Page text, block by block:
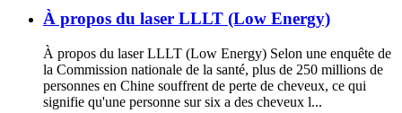
À propos du laser LLLT (Low Energy)
À propos du laser LLLT (Low Energy) Selon une enquête de
la Commission nationale de la santé, plus de 250 millions de
personnes en Chine souffrent de perte de cheveux, ce qui
signifie qu'une personne sur six a des cheveux l...